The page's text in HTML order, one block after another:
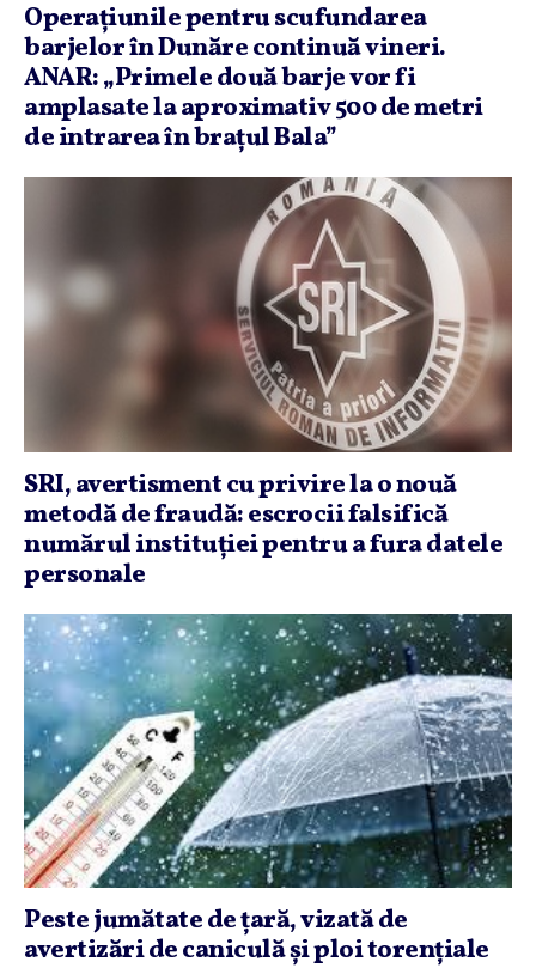
Operaţiunile pentru scufundarea
barjelor în Dunăre continuă vineri.
ANAR: „Primele două barje vor fi
amplasate la aproximativ 500 de metri
de intrarea în braţul Bala”
SRI, avertisment cu privire la o nouă
metodă de fraudă: escrocii falsifică
numărul instituţiei pentru a fura datele
personale
Peste jumătate de ţară, vizată de
avertizări de caniculă şi ploi torenţiale